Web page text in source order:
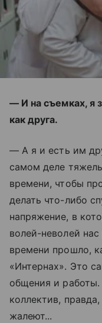
— И на съемках, я
как друга.
— А я и есть им
самом деле
времени, чтобы
делать что-либо
напряжение, в
волей-неволей
времени прошло,
«Интернах». Это
общения и работы.
коллектив,
жалеют...